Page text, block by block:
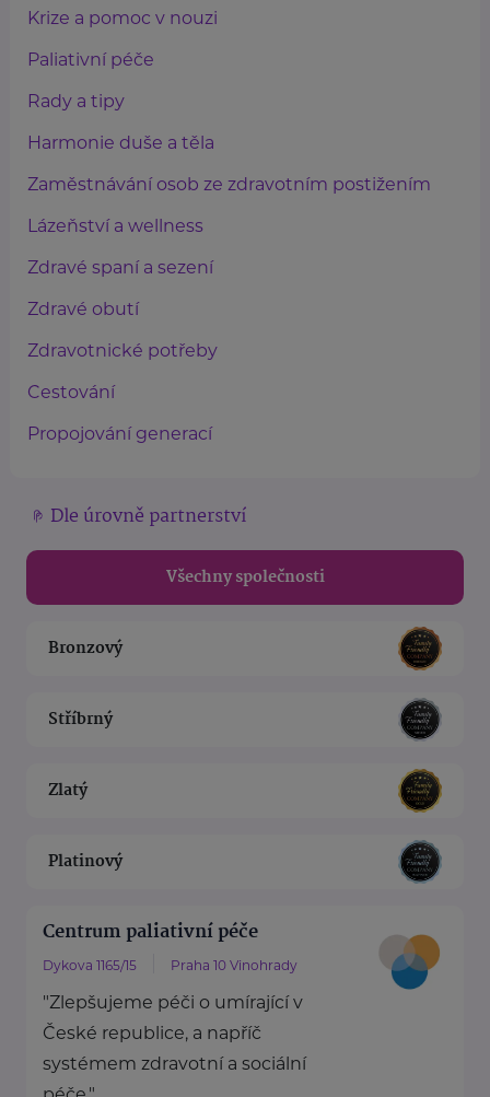
Krize a pomoc v nouzi
Paliativní péče
Rady a tipy
Harmonie duše a těla
Zaměstnávání osob ze zdravotním postižením
Lázeňství a wellness
Zdravé spaní a sezení
Zdravé obutí
Zdravotnické potřeby
Cestování
Propojování generací
Dle úrovně partnerství
Všechny společnosti
Bronzový
Stříbrný
Zlatý
Platinový
Centrum paliativní péče
Dykova 1165/15 Praha 10 Vinohrady
"Zlepšujeme péči o umírající v
České republice, a napříč
systémem zdravotní a sociální